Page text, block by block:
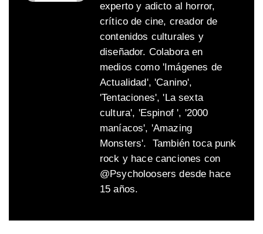
experto y adicto al horror,
crítico de cine, creador de
contenidos culturales y
diseñador. Colabora en
medios como 'Imágenes de
Actualidad', 'Canino',
'Tentaciones', 'La sexta
cultura', 'Espinof ', '2000
maníacos', 'Amazing
Monsters'. También toca punk
rock y hace canciones con
@Psycholoosers desde hace
15 años.